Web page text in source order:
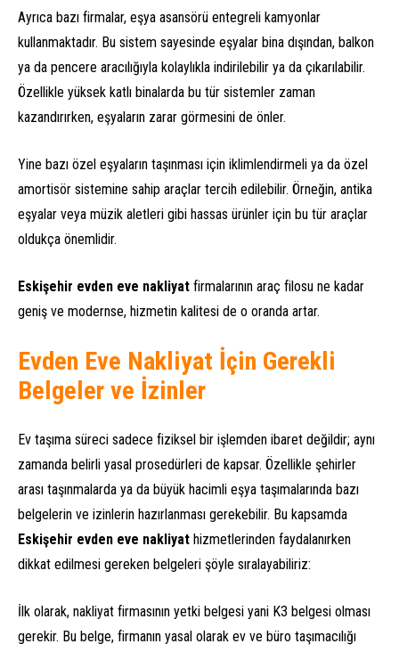
Ayrıca bazı firmalar, eşya asansörü entegreli kamyonlar
kullanmaktadır. Bu sistem sayesinde eşyalar bina dışından, balkon
ya da pencere aracılığıyla kolaylıkla indirilebilir ya da çıkarılabilir.
Özellikle yüksek katlı binalarda bu tür sistemler zaman
kazandırırken, eşyaların zarar görmesini de önler.
Yine bazı özel eşyaların taşınması için iklimlendirmeli ya da özel
amortisör sistemine sahip araçlar tercih edilebilir. Örneğin, antika
eşyalar veya müzik aletleri gibi hassas ürünler için bu tür araçlar
oldukça önemlidir.
Eskişehir evden eve nakliyat firmalarının araç filosu ne kadar
geniş ve modernse, hizmetin kalitesi de o oranda artar.
Evden Eve Nakliyat İçin Gerekli
Belgeler ve İzinler
Ev taşıma süreci sadece fiziksel bir işlemden ibaret değildir; aynı
zamanda belirli yasal prosedürleri de kapsar. Özellikle şehirler
arası taşınmalarda ya da büyük hacimli eşya taşımalarında bazı
belgelerin ve izinlerin hazırlanması gerekebilir. Bu kapsamda
Eskişehir evden eve nakliyat hizmetlerinden faydalanırken
dikkat edilmesi gereken belgeleri şöyle sıralayabiliriz:
İlk olarak, nakliyat firmasının yetki belgesi yani K3 belgesi olması
gerekir. Bu belge, firmanın yasal olarak ev ve büro taşımacılığı